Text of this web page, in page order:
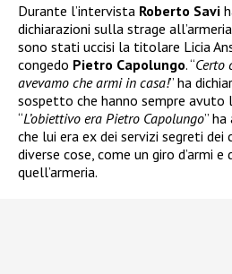
Durante l’intervista Roberto Savi
dichiarazioni sulla strage
sono stati uccisi la titolare Licia
congedo Pietro Capolungo. “Certo
avevamo che armi in casa!” ha
sospetto che hanno sempre
“L’obiettivo era Pietro Capolungo”
che lui era ex dei servizi segreti dei
diverse cose, come un giro d’armi
quell’armeria.